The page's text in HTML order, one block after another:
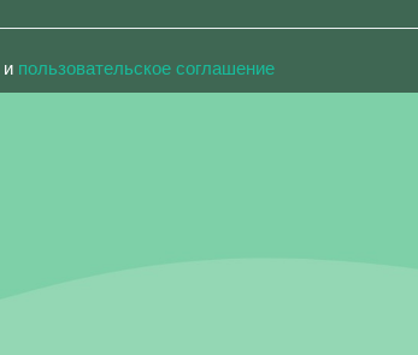
и пользовательское соглашение